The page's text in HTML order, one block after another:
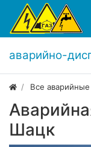
аварийно-
Все
Шацк